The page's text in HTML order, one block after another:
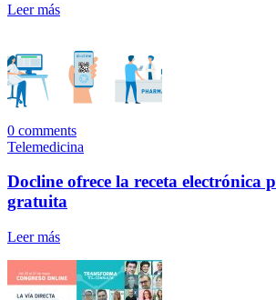
Leer más
0 comments
Telemedicina
Docline ofrece la receta electrónica
gratuita
Leer más